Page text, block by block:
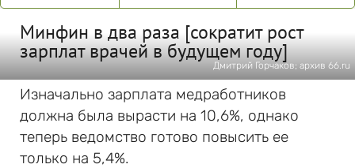
Минфин в два раза [сократит рост
зарплат врачей в будущем году]
Дмитрий Горчаков; архив 66.ru
Изначально зарплата медработников
должна была вырасти на 10,6%, однако
теперь ведомство готово повысить ее
только на 5,4%.